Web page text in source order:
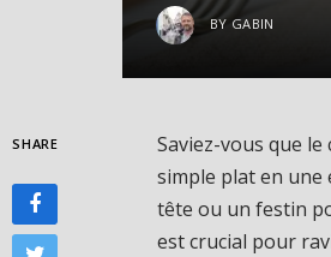
BY GABIN
SHARE
Saviez-vous que
simple plat en une
tête ou un festin
est crucial pour